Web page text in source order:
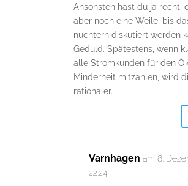
Ansonsten hast du ja recht,
aber noch eine Weile, bis
nüchtern diskutiert werden
Geduld. Spätestens, wenn
alle Stromkunden für den
Minderheit mitzahlen, wird
rationaler.
Varnhagen am 8.
22:24